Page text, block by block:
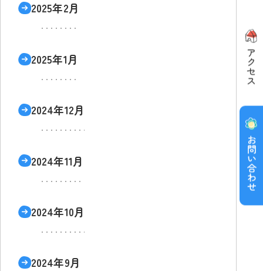
2025年2月
2025年1月
2024年12月
2024年11月
2024年10月
2024年9月